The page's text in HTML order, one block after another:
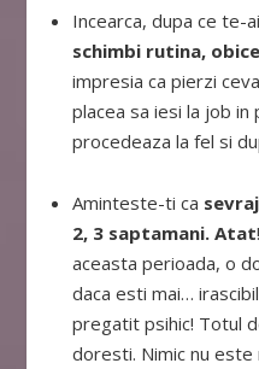
Incearca, dupa ce te-
schimbi rutina,
impresia ca pierzi
placea sa iesi la job in
procedeaza la fel si
Aminteste-ti ca
2, 3 saptamani. Atat
aceasta perioada, o
daca esti mai…
pregatit psihic! Totul
doresti. Nimic nu